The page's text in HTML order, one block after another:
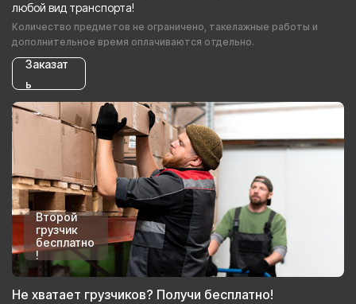
любой вид транспорта!
Количество предметов не ограничено, такелажные работы и
дополнительное время оплачиваются отдельно.
Заказат
ь
Второй
грузчик
бесплатно
!
Не хватает грузчиков? Получи бесплатно!